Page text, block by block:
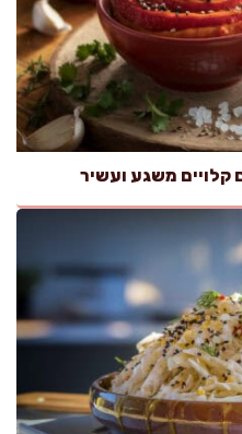
משגע ועשיר